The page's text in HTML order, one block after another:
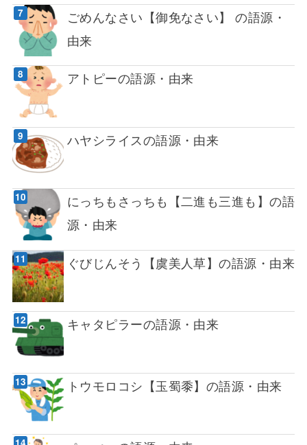
ごめんなさい【御免なさい】 の語源・
由来
アトピーの語源・由来
ハヤシライスの語源・由来
にっちもさっちも【二進も三進も】の語
源・由来
ぐびじんそう【虞美人草】の語源・由来
キャタピラーの語源・由来
トウモロコシ【玉蜀黍】の語源・由来